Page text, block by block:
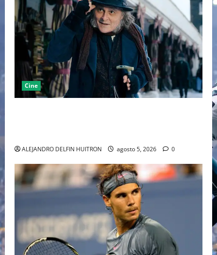
Cine
ALEJANDRO DELFIN HUITRON agosto 5, 2026 0